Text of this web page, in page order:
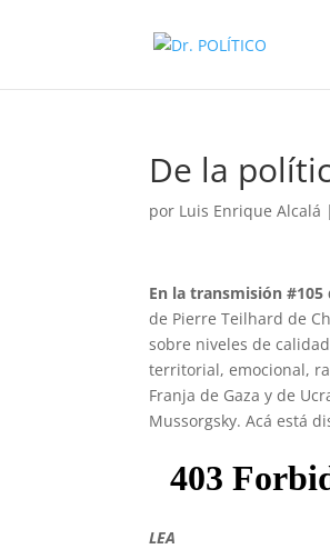
De la
por Luis Enrique Alcalá |
En la transmisión #105
de Pierre Teilhard de
sobre niveles de
territorial, emocional,
Franja de Gaza y de
Mussorgsky. Acá está
LEA